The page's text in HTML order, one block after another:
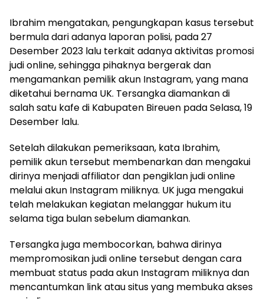
Ibrahim mengatakan, pengungkapan kasus tersebut
bermula dari adanya laporan polisi, pada 27
Desember 2023 lalu terkait adanya aktivitas promosi
judi online, sehingga pihaknya bergerak dan
mengamankan pemilik akun Instagram, yang mana
diketahui bernama UK. Tersangka diamankan di
salah satu kafe di Kabupaten Bireuen pada Selasa, 19
Desember lalu.
Setelah dilakukan pemeriksaan, kata Ibrahim,
pemilik akun tersebut membenarkan dan mengakui
dirinya menjadi affiliator dan pengiklan judi online
melalui akun Instagram miliknya. UK juga mengakui
telah melakukan kegiatan melanggar hukum itu
selama tiga bulan sebelum diamankan.
Tersangka juga membocorkan, bahwa dirinya
mempromosikan judi online tersebut dengan cara
membuat status pada akun Instagram miliknya dan
mencantumkan link atau situs yang membuka akses